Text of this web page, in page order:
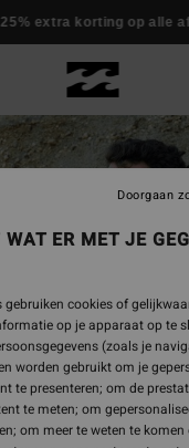
25% extra korting op alle
ER MET JE
gebruiken cookies of
op je apparaat op te
(zoals je
worden gebruikt om je
te presenteren; om de
te meten; om
om meer te weten te komen
Doorgaan